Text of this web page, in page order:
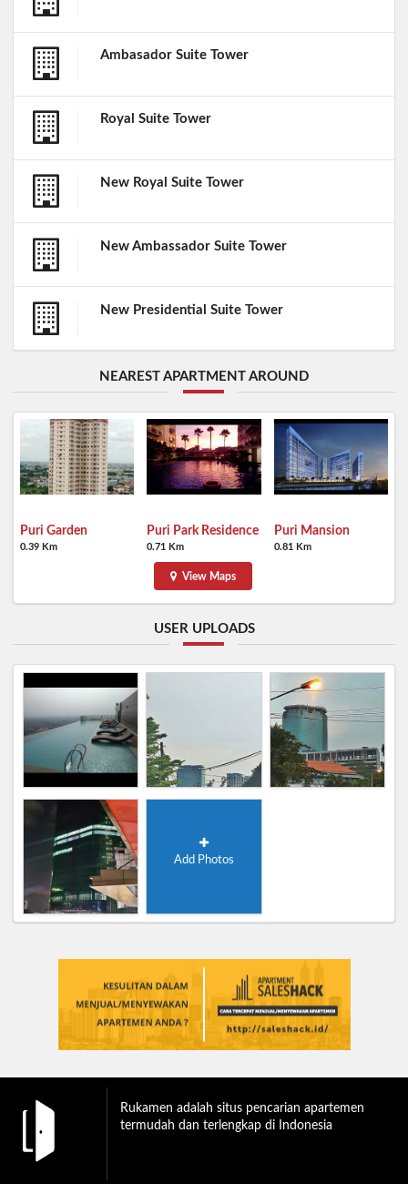
Ambasador Suite Tower
Royal Suite Tower
New Royal Suite Tower
New Ambassador Suite Tower
New Presidential Suite Tower
NEAREST APARTMENT AROUND
Puri Garden
0.39 Km
Puri Park Residence
0.71 Km
Puri Mansion
0.81 Km
View Maps
USER UPLOADS
Add Photos
Rukamen adalah situs pencarian apartemen
termudah dan terlengkap di Indonesia